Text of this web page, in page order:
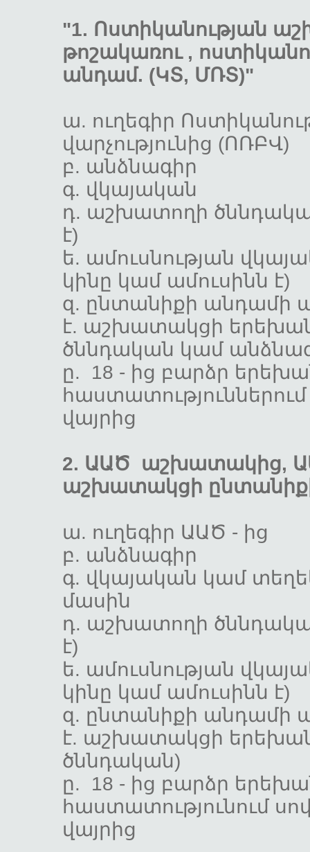
"1. Ոստիկանության
թոշակառու ,
անդամ. (ԿՏ, ՄՌՏ)"
ա. ուղեգիր
վարչությունից
բ.
գ.
դ. աշխատողի
է)
ե. ամուսնության
կինը կամ ամուսինն
զ. ընտանիքի
է. աշխատակցի
ծննդական կամ
ը. 18 - ից բարձր
վայրից
2. ԱԱԾ աշխատակից,
աշխատակցի
ա. ուղեգիր
բ.
գ. վկայական կամ
մասին
դ. աշխատողի
է)
ե. ամուսնության
կինը կամ
զ. ընտանիքի
է. աշխատակցի
ծննդական)
ը. 18 - ից բարձր
հաստատությունում
վայրից